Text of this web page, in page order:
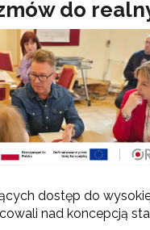
zaawansowanych
i przetestowanie
wdrożenie
do
dostęp do
nad koncepcją